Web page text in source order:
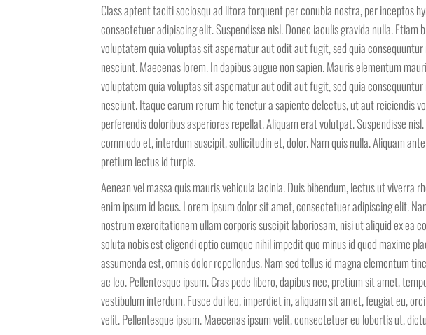
Class aptent taciti sociosqu ad litora torquent per conubia nostra, per inceptos
consectetuer adipiscing elit. Suspendisse nisl. Donec iaculis gravida nulla. Etiam
voluptatem quia voluptas sit aspernatur aut odit aut fugit, sed quia
nesciunt. Maecenas lorem. In dapibus augue non sapien. Mauris elementum
voluptatem quia voluptas sit aspernatur aut odit aut fugit, sed quia
nesciunt. Itaque earum rerum hic tenetur a sapiente delectus, ut aut reiciendis
perferendis doloribus asperiores repellat. Aliquam erat volutpat. Suspendisse
commodo et, interdum suscipit, sollicitudin et, dolor. Nam quis nulla. Aliquam
pretium lectus id turpis.
Aenean vel massa quis mauris vehicula lacinia. Duis bibendum, lectus ut viverra
enim ipsum id lacus. Lorem ipsum dolor sit amet, consectetuer adipiscing elit.
nostrum exercitationem ullam corporis suscipit laboriosam, nisi ut aliquid ex ea
soluta nobis est eligendi optio cumque nihil impedit quo minus id quod maxime
assumenda est, omnis dolor repellendus. Nam sed tellus id magna elementum
ac leo. Pellentesque ipsum. Cras pede libero, dapibus nec, pretium sit amet,
vestibulum interdum. Fusce dui leo, imperdiet in, aliquam sit amet, feugiat eu,
velit. Pellentesque ipsum. Maecenas ipsum velit, consectetuer eu lobortis ut,